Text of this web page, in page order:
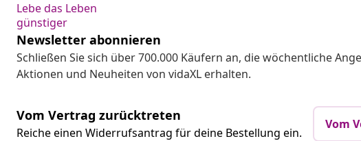
Lebe das Leben
günstiger
Newsletter abonnieren
Schließen Sie sich über 700.000 Käufern an, die wöchentliche
Aktionen und Neuheiten von vidaXL erhalten.
Vom Vertrag zurücktreten
Reiche einen Widerrufsantrag für deine Bestellung ein.
Vom